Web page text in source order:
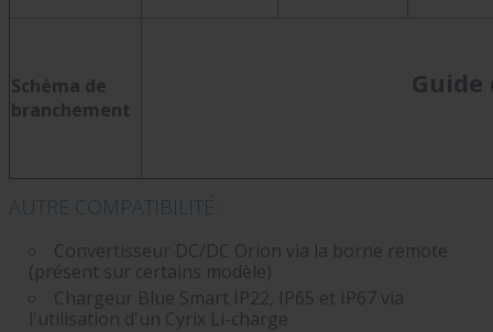
Schéma de
branchement
Guide
AUTRE COMPATIBILITÉ :
Convertisseur DC/DC Orion via la borne remote
(présent sur certains modèle)
Chargeur Blue Smart IP22, IP65 et IP67 via
l'utilisation d'un Cyrix Li-charge